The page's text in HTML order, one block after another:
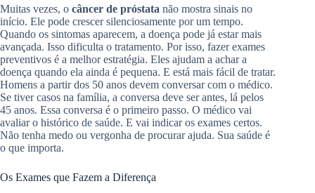
Muitas vezes, o câncer de próstata não mostra sinais no
início. Ele pode crescer silenciosamente por um tempo.
Quando os sintomas aparecem, a doença pode já estar mais
avançada. Isso dificulta o tratamento. Por isso, fazer exames
preventivos é a melhor estratégia. Eles ajudam a achar a
doença quando ela ainda é pequena. E está mais fácil de tratar.
Homens a partir dos 50 anos devem conversar com o médico.
Se tiver casos na família, a conversa deve ser antes, lá pelos
45 anos. Essa conversa é o primeiro passo. O médico vai
avaliar o histórico de saúde. E vai indicar os exames certos.
Não tenha medo ou vergonha de procurar ajuda. Sua saúde é
o que importa.
Os Exames que Fazem a Diferença